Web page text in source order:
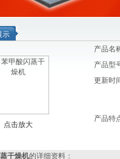
示
点击放大
产品名
产品型
更新时
产品特
干燥机的详细资料：